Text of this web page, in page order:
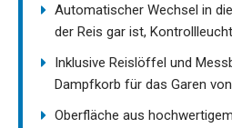
Automatischer Wechsel in
der Reis gar ist,
Inklusive Reislöffel und
Dampfkorb für das Garen
Oberfläche aus